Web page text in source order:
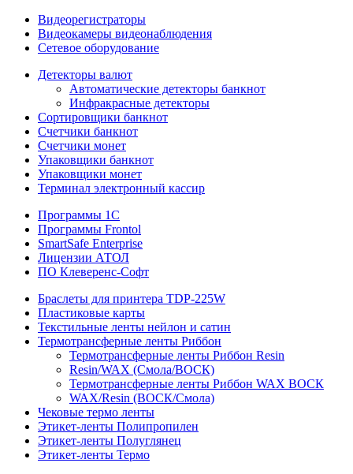
Видеорегистраторы
Видеокамеры видеонаблюдения
Сетевое оборудование
Детекторы валют
Автоматические детекторы банкнот
Инфракрасные детекторы
Сортировщики банкнот
Счетчики банкнот
Счетчики монет
Упаковщики банкнот
Упаковщики монет
Терминал электронный кассир
Программы 1C
Программы Frontol
SmartSafe Enterprise
Лицензии АТОЛ
ПО Клеверенс-Софт
Браслеты для принтера TDP-225W
Пластиковые карты
Текстильные ленты нейлон и сатин
Термотрансферные ленты Риббон
Термотрансферные ленты Риббон Resin
Resin/WAX (Смола/ВОСК)
Термотрансферные ленты Риббон WAX ВОСК
WAX/Resin (ВОСК/Смола)
Чековые термо ленты
Этикет-ленты Полипропилен
Этикет-ленты Полуглянец
Этикет-ленты Термо